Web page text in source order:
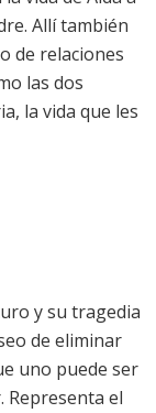
Allí también
de relaciones
las dos
la vida que les
y su tragedia
de eliminar
uno puede ser
Representa el